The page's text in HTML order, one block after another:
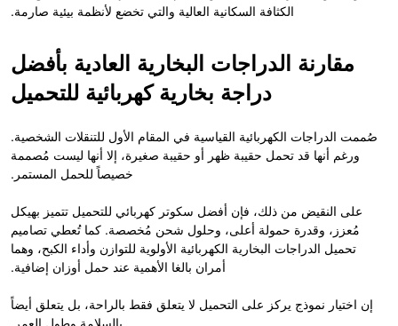
الكثافة السكانية العالية والتي تخضع لأنظمة بيئية صارمة.
مقارنة الدراجات البخارية العادية بأفضل
دراجة بخارية كهربائية للتحميل
صُممت الدراجات الكهربائية القياسية في المقام الأول للتنقلات الشخصية.
ورغم أنها قد تحمل حقيبة ظهر أو حقيبة صغيرة، إلا أنها ليست مُصممة
خصيصاً للحمل المستمر.
على النقيض من ذلك، فإن أفضل سكوتر كهربائي للتحميل تتميز بهيكل
مُعزز، وقدرة حمولة أعلى، وحلول شحن مُخصصة. كما تُعطي تصاميم
تحميل الدراجات البخارية الكهربائية الأولوية للتوازن وأداء الكبح، وهما
أمران بالغا الأهمية عند حمل أوزان إضافية.
إن اختيار نموذج يركز على التحميل لا يتعلق فقط بالراحة، بل يتعلق أيضاً